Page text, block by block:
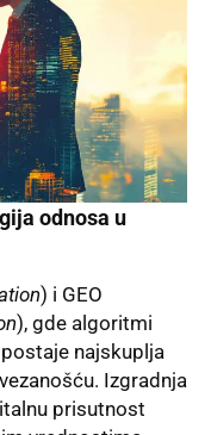
odnosa u
) i GEO
), gde algoritmi
najskuplja
Izgradnja
prisutnost